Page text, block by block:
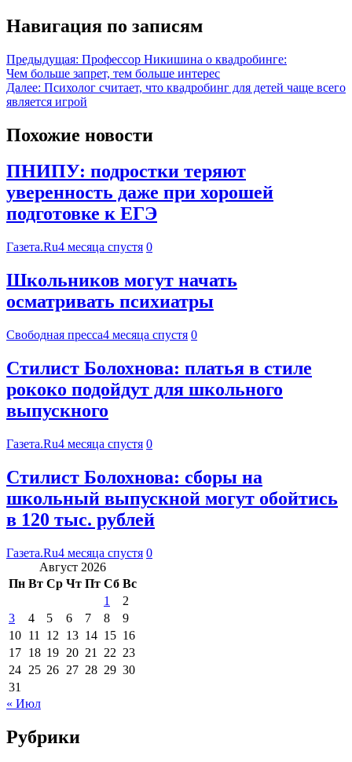
Навигация по записям
Предыдущая: Профессор Никишина о квадробинге:
Чем больше запрет, тем больше интерес
Далее: Психолог считает, что квадробинг для детей чаще всего
является игрой
Похожие новости
ПНИПУ: подростки теряют
уверенность даже при хорошей
подготовке к ЕГЭ
Газета.Ru4 месяца спустя 0
Школьников могут начать
осматривать психиатры
Свободная пресса4 месяца спустя 0
Стилист Болохнова: платья в стиле
рококо подойдут для школьного
выпускного
Газета.Ru4 месяца спустя 0
Стилист Болохнова: сборы на
школьный выпускной могут обойтись
в 120 тыс. рублей
Газета.Ru4 месяца спустя 0
Август 2026
Пн Вт Ср Чт Пт Сб Вс
1
2
3
4 5 6 7 8
9
10 11 12 13 14 15 16
17 18 19 20 21 22 23
24 25 26 27 28 29 30
31
« Июл
Рубрики